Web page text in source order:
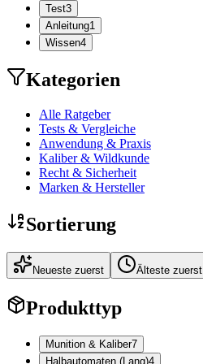
Test3
Anleitung1
Wissen4
Kategorien
Alle Ratgeber
Tests & Vergleiche
Anwendung & Praxis
Kaliber & Wildkunde
Recht & Sicherheit
Marken & Hersteller
Sortierung
Neueste zuerst Älteste zuerst
Produkttyp
Munition & Kaliber7
Halbautomaten (Lang)4